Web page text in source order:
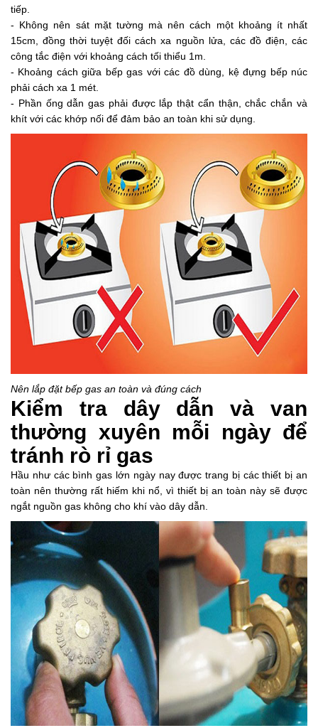
tiếp.
- Không nên sát mặt tường mà nên cách một khoảng ít nhất
15cm, đồng thời tuyệt đối cách xa nguồn lửa, các đồ điện, các
công tắc điện với khoảng cách tối thiểu 1m.
- Khoảng cách giữa bếp gas với các đồ dùng, kệ đựng bếp núc
phải cách xa 1 mét.
- Phần ống dẫn gas phải được lắp thật cẩn thận, chắc chắn và
khít với các khớp nối để đảm bảo an toàn khi sử dụng.
Nên lắp đặt bếp gas an toàn và đúng cách
Kiểm tra dây dẫn và van
thường xuyên mỗi ngày để
tránh rò rỉ gas
Hầu như các bình gas lớn ngày nay được trang bị các thiết bị an
toàn nên thường rất hiếm khi nổ, vì thiết bị an toàn này sẽ được
ngắt nguồn gas không cho khí vào dây dẫn.